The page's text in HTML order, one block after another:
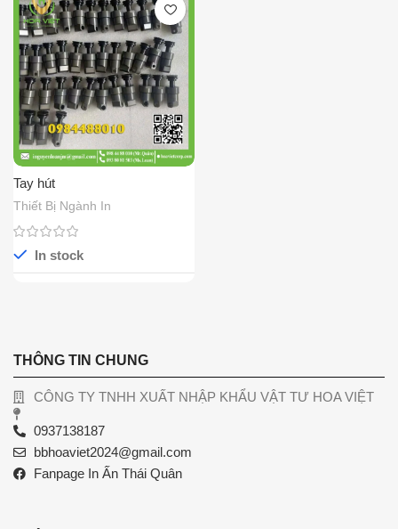
Tay hút
Thiết Bị Ngành In
In stock
THÔNG TIN CHUNG
CÔNG TY TNHH XUẤT NHẬP KHẨU VẬT TƯ HOA VIỆT
0937138187
bbhoaviet2024@gmail.com
Fanpage In Ấn Thái Quân